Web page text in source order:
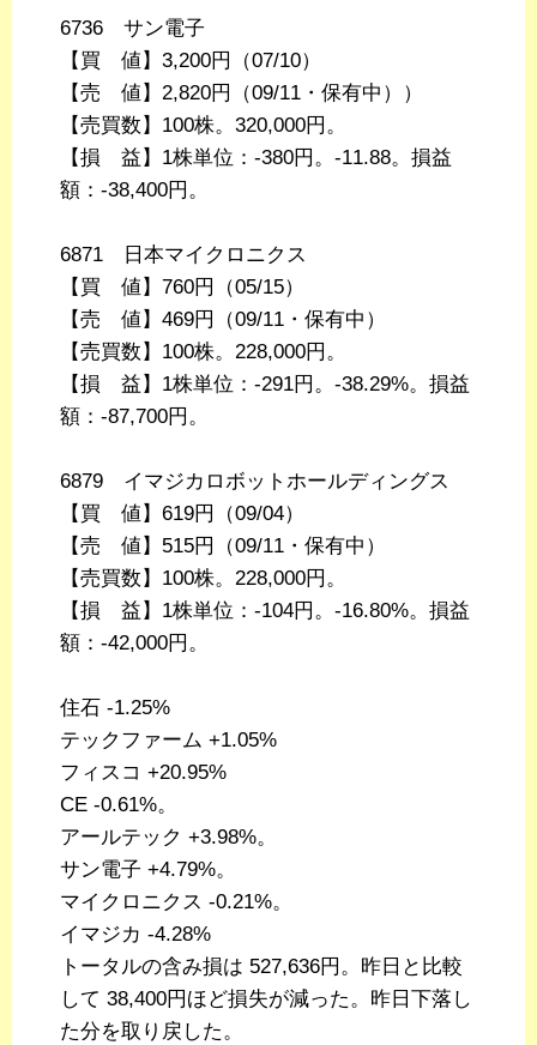
6736 サン電子
【買 値】3,200円（07/10）
【売 値】2,820円（09/11・保有中））
【売買数】100株。320,000円。
【損 益】1株単位：-380円。-11.88。損益
額：-38,400円。
6871 日本マイクロニクス
【買 値】760円（05/15）
【売 値】469円（09/11・保有中）
【売買数】100株。228,000円。
【損 益】1株単位：-291円。-38.29%。損益
額：-87,700円。
6879 イマジカロボットホールディングス
【買 値】619円（09/04）
【売 値】515円（09/11・保有中）
【売買数】100株。228,000円。
【損 益】1株単位：-104円。-16.80%。損益
額：-42,000円。
住石 -1.25%
テックファーム +1.05%
フィスコ +20.95%
CE -0.61%。
アールテック +3.98%。
サン電子 +4.79%。
マイクロニクス -0.21%。
イマジカ -4.28%
トータルの含み損は 527,636円。昨日と比較
して 38,400円ほど損失が減った。昨日下落し
た分を取り戻した。